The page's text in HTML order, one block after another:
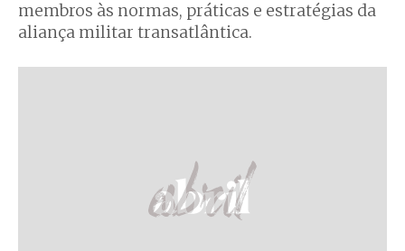
membros às normas, práticas e estratégias da
aliança militar transatlântica.